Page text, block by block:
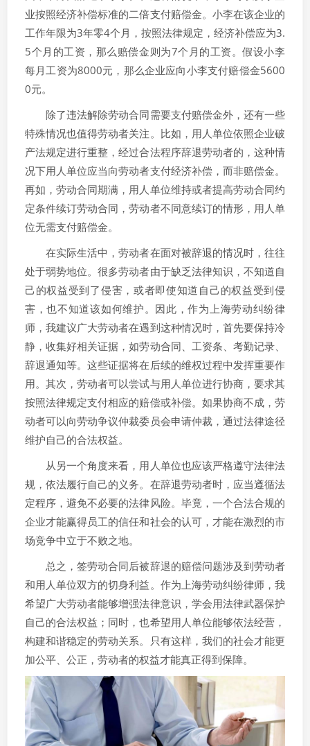
业按照经济补偿标准的二倍支付赔偿金。小李在该企业的
工作年限为3年零4个月，按照法律规定，经济补偿应为3.
5个月的工资，那么赔偿金则为7个月的工资。假设小李
每月工资为8000元，那么企业应向小李支付赔偿金5600
0元。
除了违法解除劳动合同需要支付赔偿金外，还有一些
特殊情况也值得劳动者关注。比如，用人单位依照企业破
产法规定进行重整，经过合法程序辞退劳动者的，这种情
况下用人单位应当向劳动者支付经济补偿，而非赔偿金。
再如，劳动合同期满，用人单位维持或者提高劳动合同约
定条件续订劳动合同，劳动者不同意续订的情形，用人单
位无需支付赔偿金。
在实际生活中，劳动者在面对被辞退的情况时，往往
处于弱势地位。很多劳动者由于缺乏法律知识，不知道自
己的权益受到了侵害，或者即使知道自己的权益受到侵
害，也不知道该如何维护。因此，作为上海劳动纠纷律
师，我建议广大劳动者在遇到这种情况时，首先要保持冷
静，收集好相关证据，如劳动合同、工资条、考勤记录、
辞退通知等。这些证据将在后续的维权过程中发挥重要作
用。其次，劳动者可以尝试与用人单位进行协商，要求其
按照法律规定支付相应的赔偿或补偿。如果协商不成，劳
动者可以向劳动争议仲裁委员会申请仲裁，通过法律途径
维护自己的合法权益。
从另一个角度来看，用人单位也应该严格遵守法律法
规，依法履行自己的义务。在辞退劳动者时，应当遵循法
定程序，避免不必要的法律风险。毕竟，一个合法合规的
企业才能赢得员工的信任和社会的认可，才能在激烈的市
场竞争中立于不败之地。
总之，签劳动合同后被辞退的赔偿问题涉及到劳动者
和用人单位双方的切身利益。作为上海劳动纠纷律师，我
希望广大劳动者能够增强法律意识，学会用法律武器保护
自己的合法权益；同时，也希望用人单位能够依法经营，
构建和谐稳定的劳动关系。只有这样，我们的社会才能更
加公平、公正，劳动者的权益才能真正得到保障。